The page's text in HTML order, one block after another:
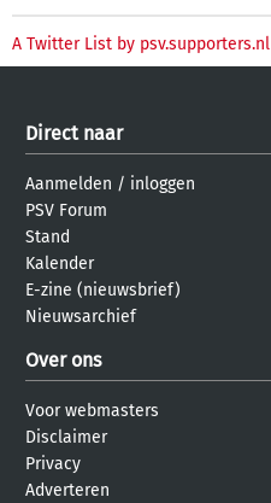
A Twitter List by psv.supporters.nl
Direct naar
Aanmelden / inloggen
PSV Forum
Stand
Kalender
E-zine (nieuwsbrief)
Nieuwsarchief
Over ons
Voor webmasters
Disclaimer
Privacy
Adverteren